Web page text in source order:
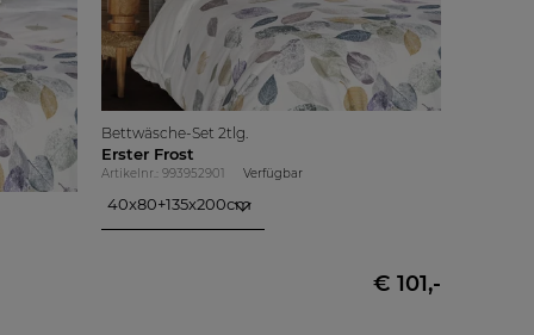
Bettwäsche-Set 2tlg.
Erster Frost
Artikelnr.: 993952901 Verfügbar
40x80+135x200cm
€ 101,-